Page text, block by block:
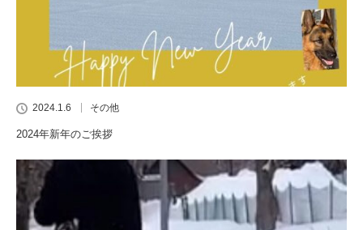
2024.1.6 その他
2024年新年のご挨拶